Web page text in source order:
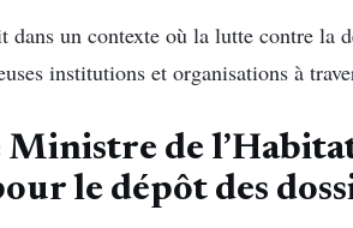
dans un contexte où la lutte contre la
institutions et organisations à
de
le dépôt des